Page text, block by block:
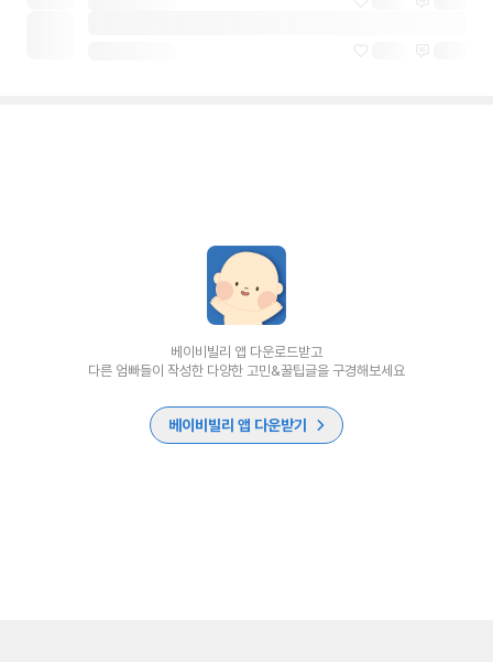
베이비빌리 앱 다운로드받고
다른 엄빠들이 작성한 다양한 고민&꿀팁글을 구경해보세요
베이비빌리 앱 다운받기